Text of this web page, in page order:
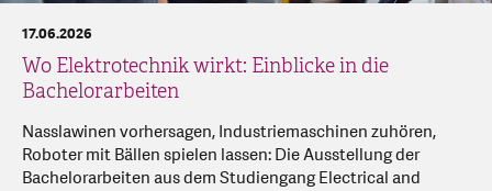
Wo Elektrotechnik wirkt: Einblicke in die
Bachelorarbeiten
17.06.2026
Nasslawinen vorhersagen, Industriemaschinen zuhören,
Roboter mit Bällen spielen lassen: Die Ausstellung der
Bachelorarbeiten aus dem Studiengang Electrical and